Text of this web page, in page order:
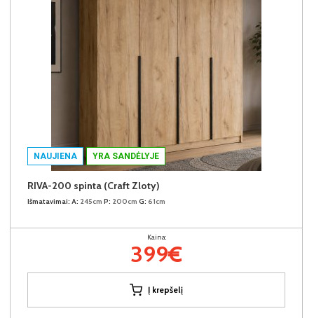
NAUJIENA YRA SANDĖLYJE
RIVA-200 spinta (Craft Zloty)
Išmatavimai: A: 245cm P: 200cm G: 61cm
Kaina:
399€
Į krepšelį